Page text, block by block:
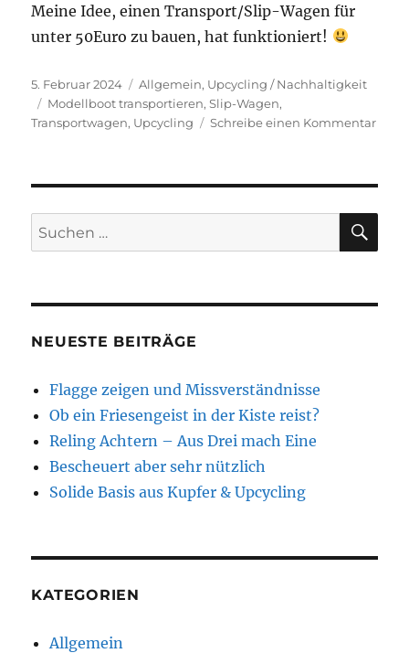
Meine Idee, einen Transport/Slip-Wagen für
unter 50Euro zu bauen, hat funktioniert!
Veröffentlicht
am
5. Februar 2024 Kategorien
Allgemein, Upcycling / Nachhaltigkeit
Schlagwörter
Modellboot transportieren,Slip-Wagen,
Transportwagen, Upcycling Schreibe einen Kommentarzu
nicht
sein
Suchen
nach:
NEUESTE BEITRÄGE
Flagge zeigen und Missverständnisse
Ob ein Friesengeist in der Kiste reist?
Reling Achtern – Aus Drei mach Eine
Bescheuert aber sehr nützlich
Solide Basis aus Kupfer & Upcycling
KATEGORIEN
Allgemein